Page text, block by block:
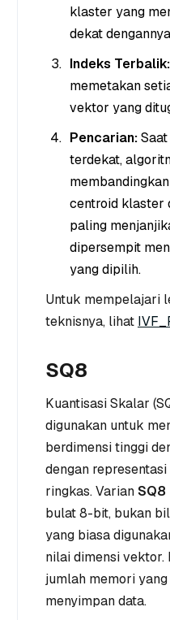
klaster yang
dekat
Indeks Terbalik:
memetakan
vektor yang
Pencarian:
terdekat,
centroid klaster
paling
dipersempit
yang dipilih.
Untuk mempelajari
teknisnya, lihat
SQ8
Kuantisasi Skalar
digunakan untuk
berdimensi tinggi
dengan
ringkas. VarianSQ8
bulat 8-bit, bukan
yang biasa
nilai dimensi vektor.
jumlah memori
menyimpan data.